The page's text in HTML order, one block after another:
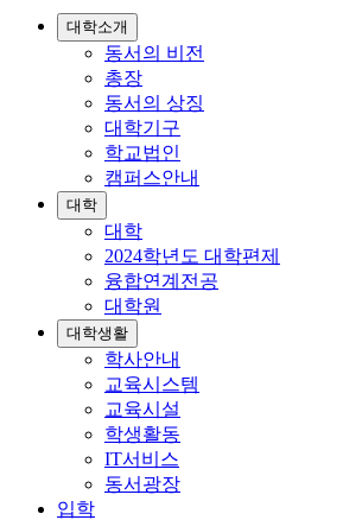
대학소개
동서의 비전
총장
동서의 상징
대학기구
학교법인
캠퍼스안내
대학
대학
2024학년도 대학편제
융합연계전공
대학원
대학생활
학사안내
교육시스템
교육시설
학생활동
IT서비스
동서광장
입학